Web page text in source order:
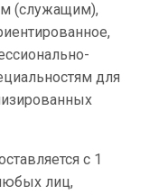
(служащим),
для
с 1
лиц,